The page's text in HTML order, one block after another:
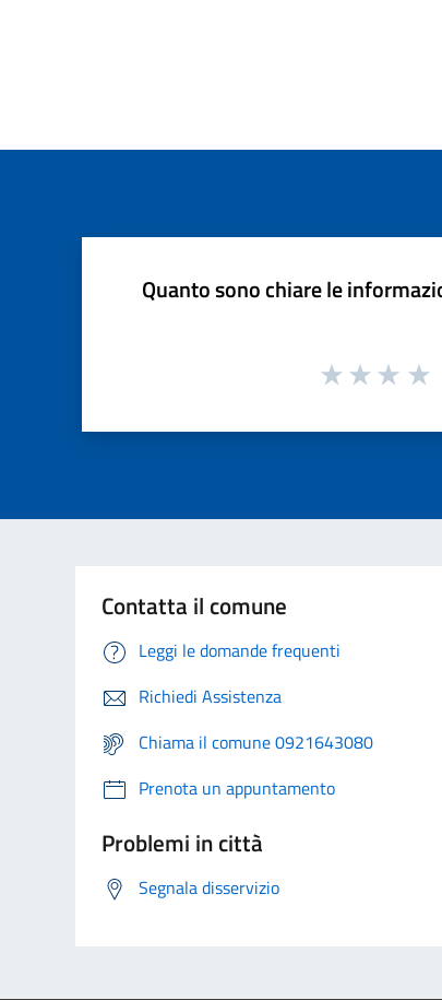
Quanto sono chiare le
Contatta il comune
Leggi le domande frequenti
Richiedi Assistenza
Chiama il comune 0921643080
Prenota un appuntamento
Problemi in città
Segnala disservizio